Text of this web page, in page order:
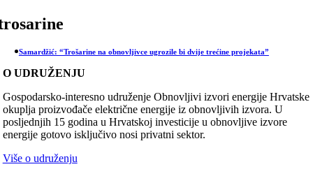
Samardžić: “Trošarine na obnovljivce ugrozile bi dvije trećine projekata”
O UDRUŽENJU
Gospodarsko-interesno udruženje Obnovljivi izvori energije Hrvatske
okuplja proizvođače električne energije iz obnovljivih izvora. U
posljednjih 15 godina u Hrvatskoj investicije u obnovljive izvore
energije gotovo isključivo nosi privatni sektor.
Više o udruženju